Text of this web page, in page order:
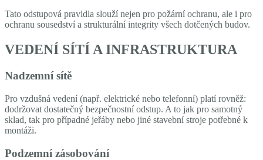
Tato odstupová pravidla slouží nejen pro požární ochranu, ale i pro
ochranu sousedství a strukturální integrity všech dotčených budov.
VEDENÍ SÍTÍ A INFRASTRUKTURA
Nadzemní sítě
Pro vzdušná vedení (např. elektrické nebo telefonní) platí rovněž:
dodržovat dostatečný bezpečnostní odstup. A to jak pro samotný
sklad, tak pro případné jeřáby nebo jiné stavební stroje potřebné k
montáži.
Podzemní zásobování